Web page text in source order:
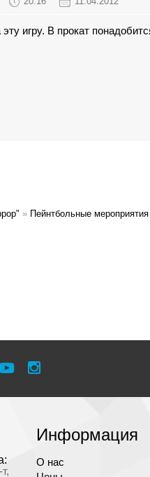
игру. В прокат
» Пейнтбольные мероприятия
Информация
О нас